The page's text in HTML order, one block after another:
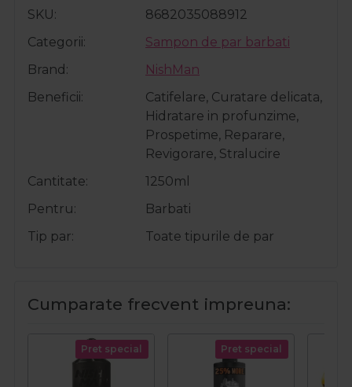
SKU
8682035088912
Categorii
Sampon de par barbati
Brand
NishMan
Beneficii
Catifelare, Curatare delicata,
Hidratare in profunzime,
Prospetime, Reparare,
Revigorare, Stralucire
Cantitate
1250ml
Pentru
Barbati
Tip par
Toate tipurile de par
Cumparate frecvent impreuna:
Pret special Pret special